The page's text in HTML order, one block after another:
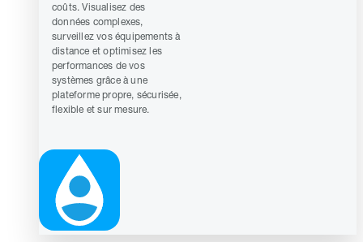
coûts. Visualisez des
données complexes,
surveillez vos équipements à
distance et optimisez les
performances de vos
systèmes grâce à une
plateforme propre, sécurisée,
flexible et sur mesure.